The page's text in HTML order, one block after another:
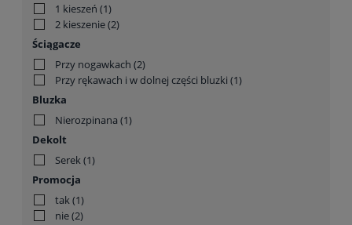
1 kieszeń (1)
2 kieszenie(2)
Ściągacze
Przy nogawkach (2)
Przy rękawach i w dolnej części bluzki (1)
Bluzka
Nierozpinana (1)
Dekolt
Serek(1)
Promocja
tak(1)
nie(2)